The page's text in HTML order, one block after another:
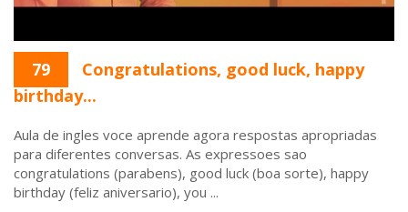
79
Congratulations, good luck, happy
birthday...
Aula de ingles voce aprende agora respostas apropriadas
para diferentes conversas. As expressoes sao
congratulations (parabens), good luck (boa sorte), happy
birthday (feliz aniversario), you ...